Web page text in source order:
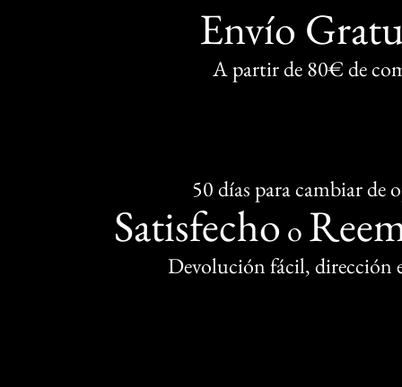
Envío
A partir de 80€ de
50 días para cambiar de
Satisfecho o
Devolución fácil, dirección